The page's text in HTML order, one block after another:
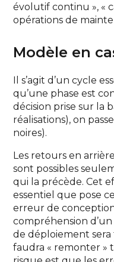
évolutif continu », «
opérations de
Modèle en
Il s’agit d’un cycle
qu’une phase est
décision prise sur la
réalisations), on
noires).
Les retours en
sont possibles
qui la précède. Cet
essentiel que pose
erreur de
compréhension
de déploiement sera
faudra « remonter »